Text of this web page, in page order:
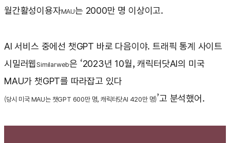
월간활성이용자MAU는 2000만 명 이상이고.
AI 서비스 중에선 챗GPT 바로 다음이야. 트래픽 통계 사이트
시밀러웹Similarweb은 ‘2023년 10월, 캐릭터닷AI의 미국
MAU가 챗GPT를 따라잡고 있다
(당시 미국 MAU는 챗GPT 600만 명, 캐릭터닷AI 420만 명)’고 분석했어.